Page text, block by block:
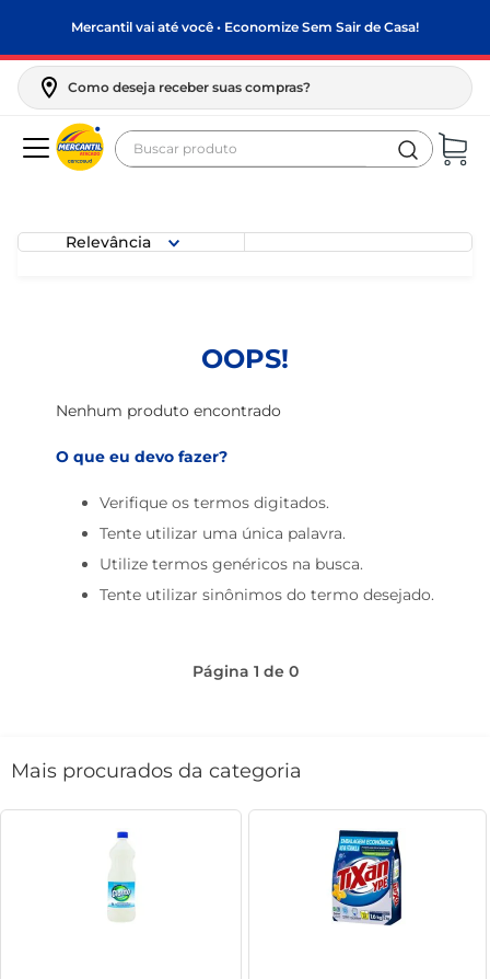
Mercantil vai até você • Economize Sem Sair de Casa!
Como deseja receber suas compras?
Buscar produto
Relevância
OOPS!
Nenhum produto encontrado
O que eu devo fazer?
Verifique os termos digitados.
Tente utilizar uma única palavra.
Utilize termos genéricos na busca.
Tente utilizar sinônimos do termo desejado.
Página 1 de 0
Mais procurados da categoria
Termos mais buscados
frango
leite pó